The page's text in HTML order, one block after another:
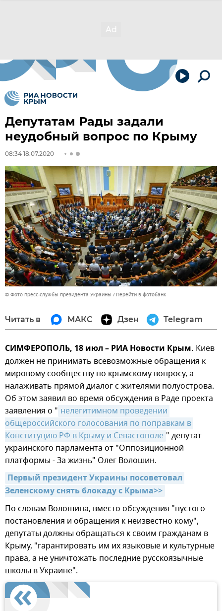
Депутатам Рады задали
неудобный вопрос по Крыму
08:34 18.07.2020
© Фото пресс-службы президента Украины Перейти в фотобанк
Читать в МАКС Дзен Telegram
СИМФЕРОПОЛЬ, 18 июл – РИА Новости Крым. Киев
должен не принимать всевозможные обращения к
мировому сообществу по крымскому вопросу, а
налаживать прямой диалог с жителями полуострова.
Об этом заявил во время обсуждения в Раде проекта
заявления о " нелегитимном проведении
общероссийского голосования по поправкам в
Конституцию РФ в Крыму и Севастополе " депутат
украинского парламента от "Оппозиционной
платформы - За жизнь" Олег Волошин.
Первый президент Украины посоветовал
Зеленскому снять блокаду с Крыма>>
По словам Волошина, вместо обсуждения "пустого
постановления и обращения к неизвестно кому",
депутаты должны обращаться к своим гражданам в
Крыму, "гарантировать им их языковые и культурные
права, а не уничтожать последние русскоязычные
школы в Украине".